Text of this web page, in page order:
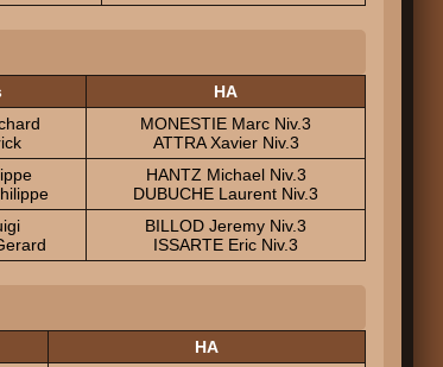
HA
MONESTIE Marc Niv.3
ATTRA Xavier Niv.3
HANTZ Michael Niv.3
DUBUCHE Laurent Niv.3
BILLOD Jeremy Niv.3
ISSARTE Eric Niv.3
HA